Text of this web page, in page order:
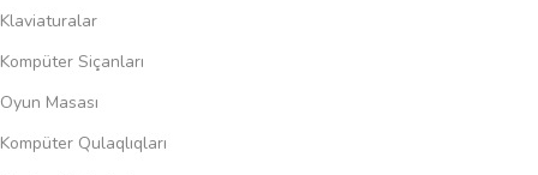
Klaviaturalar
Kompüter Siçanları
Oyun Masası
Kompüter Qulaqlıqları